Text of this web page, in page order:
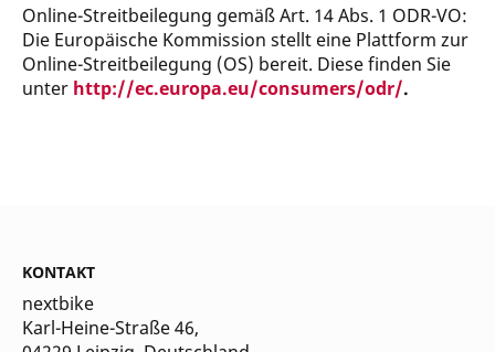
Online-Streitbeilegung gemäß Art. 14 Abs. 1 ODR-VO:
Die Europäische Kommission stellt eine Plattform zur
Online-Streitbeilegung (OS) bereit. Diese finden Sie
unter http://ec.europa.eu/consumers/odr/.
KONTAKT
nextbike
Karl-Heine-Straße 46,